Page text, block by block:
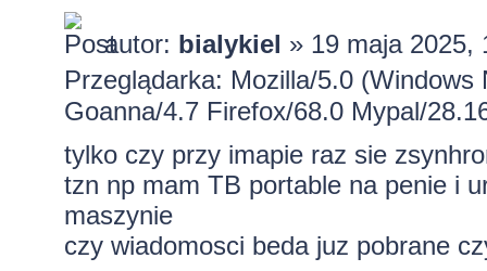
autor: bialykiel » 19 maja 2025,
Przeglądarka: Mozilla/5.0
Goanna/4.7 Firefox/68.0 Mypal/
tylko czy przy imapie raz sie
tzn np mam TB portable na penie i
maszynie
czy wiadomosci beda juz pobrane